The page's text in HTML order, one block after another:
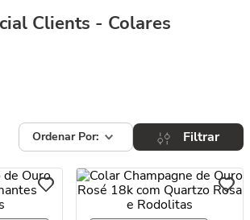
Clients - Colares
Filtrar